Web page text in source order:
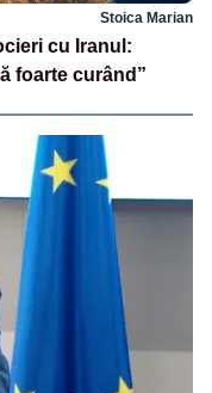
Stoica Marian
cu Iranul:
foarte curând”